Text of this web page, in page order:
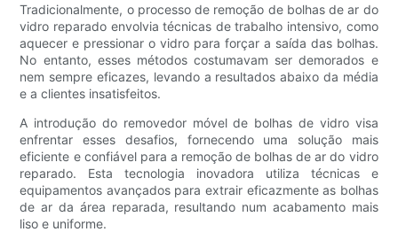
Tradicionalmente, o processo de remoção de bolhas de ar do
vidro reparado envolvia técnicas de trabalho intensivo, como
aquecer e pressionar o vidro para forçar a saída das bolhas.
No entanto, esses métodos costumavam ser demorados e
nem sempre eficazes, levando a resultados abaixo da média
e a clientes insatisfeitos.
A introdução do removedor móvel de bolhas de vidro visa
enfrentar esses desafios, fornecendo uma solução mais
eficiente e confiável para a remoção de bolhas de ar do vidro
reparado. Esta tecnologia inovadora utiliza técnicas e
equipamentos avançados para extrair eficazmente as bolhas
de ar da área reparada, resultando num acabamento mais
liso e uniforme.